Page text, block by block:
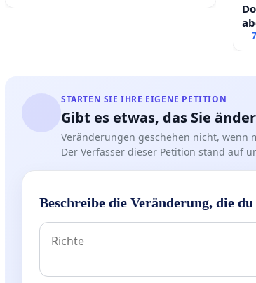
STARTEN SIE IHRE EIGENE PETITION
Gibt es etwas, das Sie
Veränderungen geschehen nicht, wenn
Der Verfasser dieser Petition stand auf
Beschreibe die Veränderung, die